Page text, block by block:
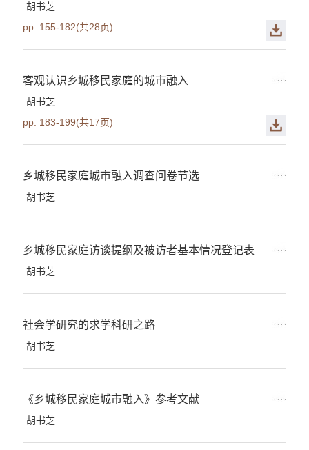
胡书芝
pp. 155-182(共28页)
客观认识乡城移民家庭的城市融入
胡书芝
pp. 183-199(共17页)
乡城移民家庭城市融入调查问卷节选
胡书芝
乡城移民家庭访谈提纲及被访者基本情况登记表
胡书芝
社会学研究的求学科研之路
胡书芝
《乡城移民家庭城市融入》参考文献
胡书芝